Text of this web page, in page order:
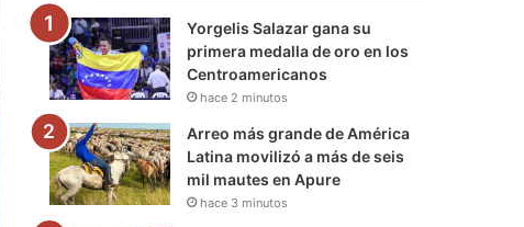
k
a
m
m
Yorgelis Salazar gana su
primera medalla de oro en los
Centroamericanos
hace 2 minutos
Arreo más grande de América
Latina movilizó a más de seis
mil mautes en Apure
hace 3 minutos